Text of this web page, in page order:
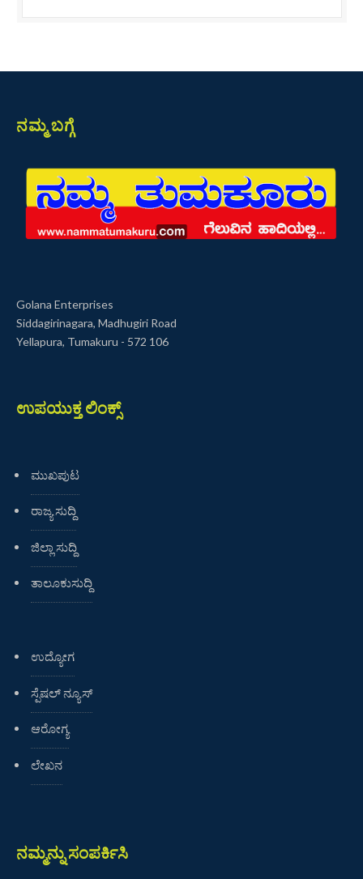
ನಮ್ಮ ಬಗ್ಗೆ
Golana Enterprises
Siddagirinagara, Madhugiri Road
Yellapura, Tumakuru - 572 106
ಉಪಯುಕ್ತ ಲಿಂಕ್ಸ್
ಮುಖಪುಟ
ರಾಜ್ಯ ಸುದ್ದಿ
ಜಿಲ್ಲಾ ಸುದ್ದಿ
ತಾಲೂಕುಸುದ್ದಿ
ಉದ್ಯೋಗ
ಸ್ಪೆಷಲ್ ನ್ಯೂಸ್
ಆರೋಗ್ಯ
ಲೇಖನ
ನಮ್ಮನ್ನು ಸಂಪರ್ಕಿಸಿ